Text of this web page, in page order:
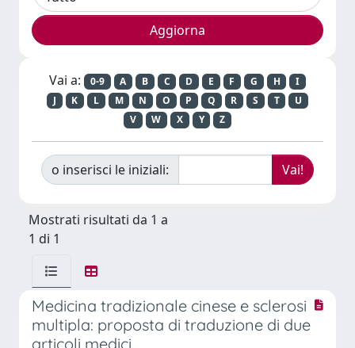
Vai a: 0-9 A B C D E F G H
I
J
K L M N O P Q R S T
U
V
W X Y Z
o inserisci le iniziali:
Mostrati risultati da 1 a
1 di 1
Medicina tradizionale cinese e sclerosi
multipla: proposta di traduzione di due
articoli medici.